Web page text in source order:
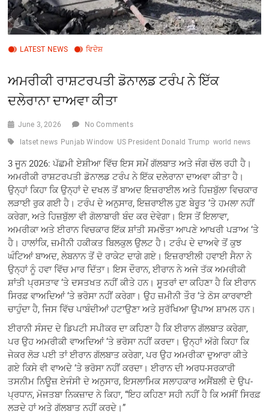
LATEST NEWS ਵਿਦੇਸ਼
ਅਮਰੀਕੀ ਰਾਸ਼ਟਰਪਤੀ ਡੋਨਾਲਡ ਟਰੰਪ ਨੇ ਇੱਕ
ਦਲੇਰਾਨਾ ਦਾਅਵਾ ਕੀਤਾ
June 3, 2026 No Comments
latset news Punjab Window US President Donald Trump world news
3 ਜੂਨ 2026: ਪੱਛਮੀ ਏਸ਼ੀਆ ਵਿੱਚ ਇਸ ਸਮੇਂ ਗੱਲਬਾਤ ਅਤੇ ਜੰਗ ਚੱਲ ਰਹੀ ਹੈ।
ਅਮਰੀਕੀ ਰਾਸ਼ਟਰਪਤੀ ਡੋਨਾਲਡ ਟਰੰਪ ਨੇ ਇੱਕ ਦਲੇਰਾਨਾ ਦਾਅਵਾ ਕੀਤਾ ਹੈ।
ਉਨ੍ਹਾਂ ਕਿਹਾ ਕਿ ਉਨ੍ਹਾਂ ਦੇ ਦਖਲ ਤੋਂ ਬਾਅਦ ਇਜ਼ਰਾਈਲ ਅਤੇ ਹਿਜ਼ਬੁੱਲਾ ਵਿਚਕਾਰ
ਲੜਾਈ ਰੁਕ ਗਈ ਹੈ। ਟਰੰਪ ਦੇ ਅਨੁਸਾਰ, ਇਜ਼ਰਾਈਲ ਹੁਣ ਬੇਰੂਤ ‘ਤੇ ਹਮਲਾ ਨਹੀਂ
ਕਰੇਗਾ, ਅਤੇ ਹਿਜ਼ਬੁੱਲਾ ਵੀ ਗੋਲਾਬਾਰੀ ਬੰਦ ਕਰ ਦੇਵੇਗਾ। ਇਸ ਤੋਂ ਇਲਾਵਾ,
ਅਮਰੀਕਾ ਅਤੇ ਈਰਾਨ ਵਿਚਕਾਰ ਇੱਕ ਸ਼ਾਂਤੀ ਸਮਝੌਤਾ ਆਪਣੇ ਆਖਰੀ ਪੜਾਅ ‘ਤੇ
ਹੈ। ਹਾਲਾਂਕਿ, ਜ਼ਮੀਨੀ ਹਕੀਕਤ ਬਿਲਕੁਲ ਉਲਟ ਹੈ। ਟਰੰਪ ਦੇ ਦਾਅਵੇ ਤੋਂ ਕੁਝ
ਘੰਟਿਆਂ ਬਾਅਦ, ਲੇਬਨਾਨ ਤੋਂ ਦੋ ਰਾਕੇਟ ਦਾਗੇ ਗਏ। ਇਜ਼ਰਾਈਲੀ ਹਵਾਈ ਸੈਨਾ ਨੇ
ਉਨ੍ਹਾਂ ਨੂੰ ਹਵਾ ਵਿੱਚ ਮਾਰ ਦਿੱਤਾ। ਇਸ ਦੌਰਾਨ, ਈਰਾਨ ਨੇ ਅਜੇ ਤੱਕ ਅਮਰੀਕੀ
ਸ਼ਾਂਤੀ ਪ੍ਰਸਤਾਵ ‘ਤੇ ਦਸਤਖਤ ਨਹੀਂ ਕੀਤੇ ਹਨ। ਸੂਤਰਾਂ ਦਾ ਕਹਿਣਾ ਹੈ ਕਿ ਈਰਾਨ
ਸਿਰਫ਼ ਵਾਅਦਿਆਂ ‘ਤੇ ਭਰੋਸਾ ਨਹੀਂ ਕਰੇਗਾ। ਉਹ ਜ਼ਮੀਨੀ ਤੌਰ ‘ਤੇ ਠੋਸ ਕਾਰਵਾਈ
ਚਾਹੁੰਦਾ ਹੈ, ਜਿਸ ਵਿੱਚ ਪਾਬੰਦੀਆਂ ਹਟਾਉਣਾ ਅਤੇ ਸੁਰੱਖਿਆ ਉਪਾਅ ਸ਼ਾਮਲ ਹਨ।
ਈਰਾਨੀ ਸੰਸਦ ਦੇ ਡਿਪਟੀ ਸਪੀਕਰ ਦਾ ਕਹਿਣਾ ਹੈ ਕਿ ਈਰਾਨ ਗੱਲਬਾਤ ਕਰੇਗਾ,
ਪਰ ਉਹ ਅਮਰੀਕੀ ਵਾਅਦਿਆਂ ‘ਤੇ ਭਰੋਸਾ ਨਹੀਂ ਕਰਦਾ। ਉਨ੍ਹਾਂ ਅੱਗੇ ਕਿਹਾ ਕਿ
ਜੇਕਰ ਲੋੜ ਪਈ ਤਾਂ ਈਰਾਨ ਗੱਲਬਾਤ ਕਰੇਗਾ, ਪਰ ਉਹ ਅਮਰੀਕਾ ਦੁਆਰਾ ਕੀਤੇ
ਗਏ ਕਿਸੇ ਵੀ ਵਾਅਦੇ ‘ਤੇ ਭਰੋਸਾ ਨਹੀਂ ਕਰਦਾ। ਈਰਾਨ ਦੀ ਅਰਧ-ਸਰਕਾਰੀ
ਤਸਨੀਮ ਨਿਊਜ਼ ਏਜੰਸੀ ਦੇ ਅਨੁਸਾਰ, ਇਸਲਾਮਿਕ ਸਲਾਹਕਾਰ ਅਸੈਂਬਲੀ ਦੇ ਉਪ-
ਪ੍ਰਧਾਨ, ਮੋਜਤਬਾ ਨਿਕਜ਼ਾਦ ਨੇ ਕਿਹਾ, “ਇਹ ਕਹਿਣਾ ਸਹੀ ਨਹੀਂ ਹੈ ਕਿ ਅਸੀਂ ਸਿਰਫ਼
ਲੜਦੇ ਹਾਂ ਅਤੇ ਗੱਲਬਾਤ ਨਹੀਂ ਕਰਦੇ।”